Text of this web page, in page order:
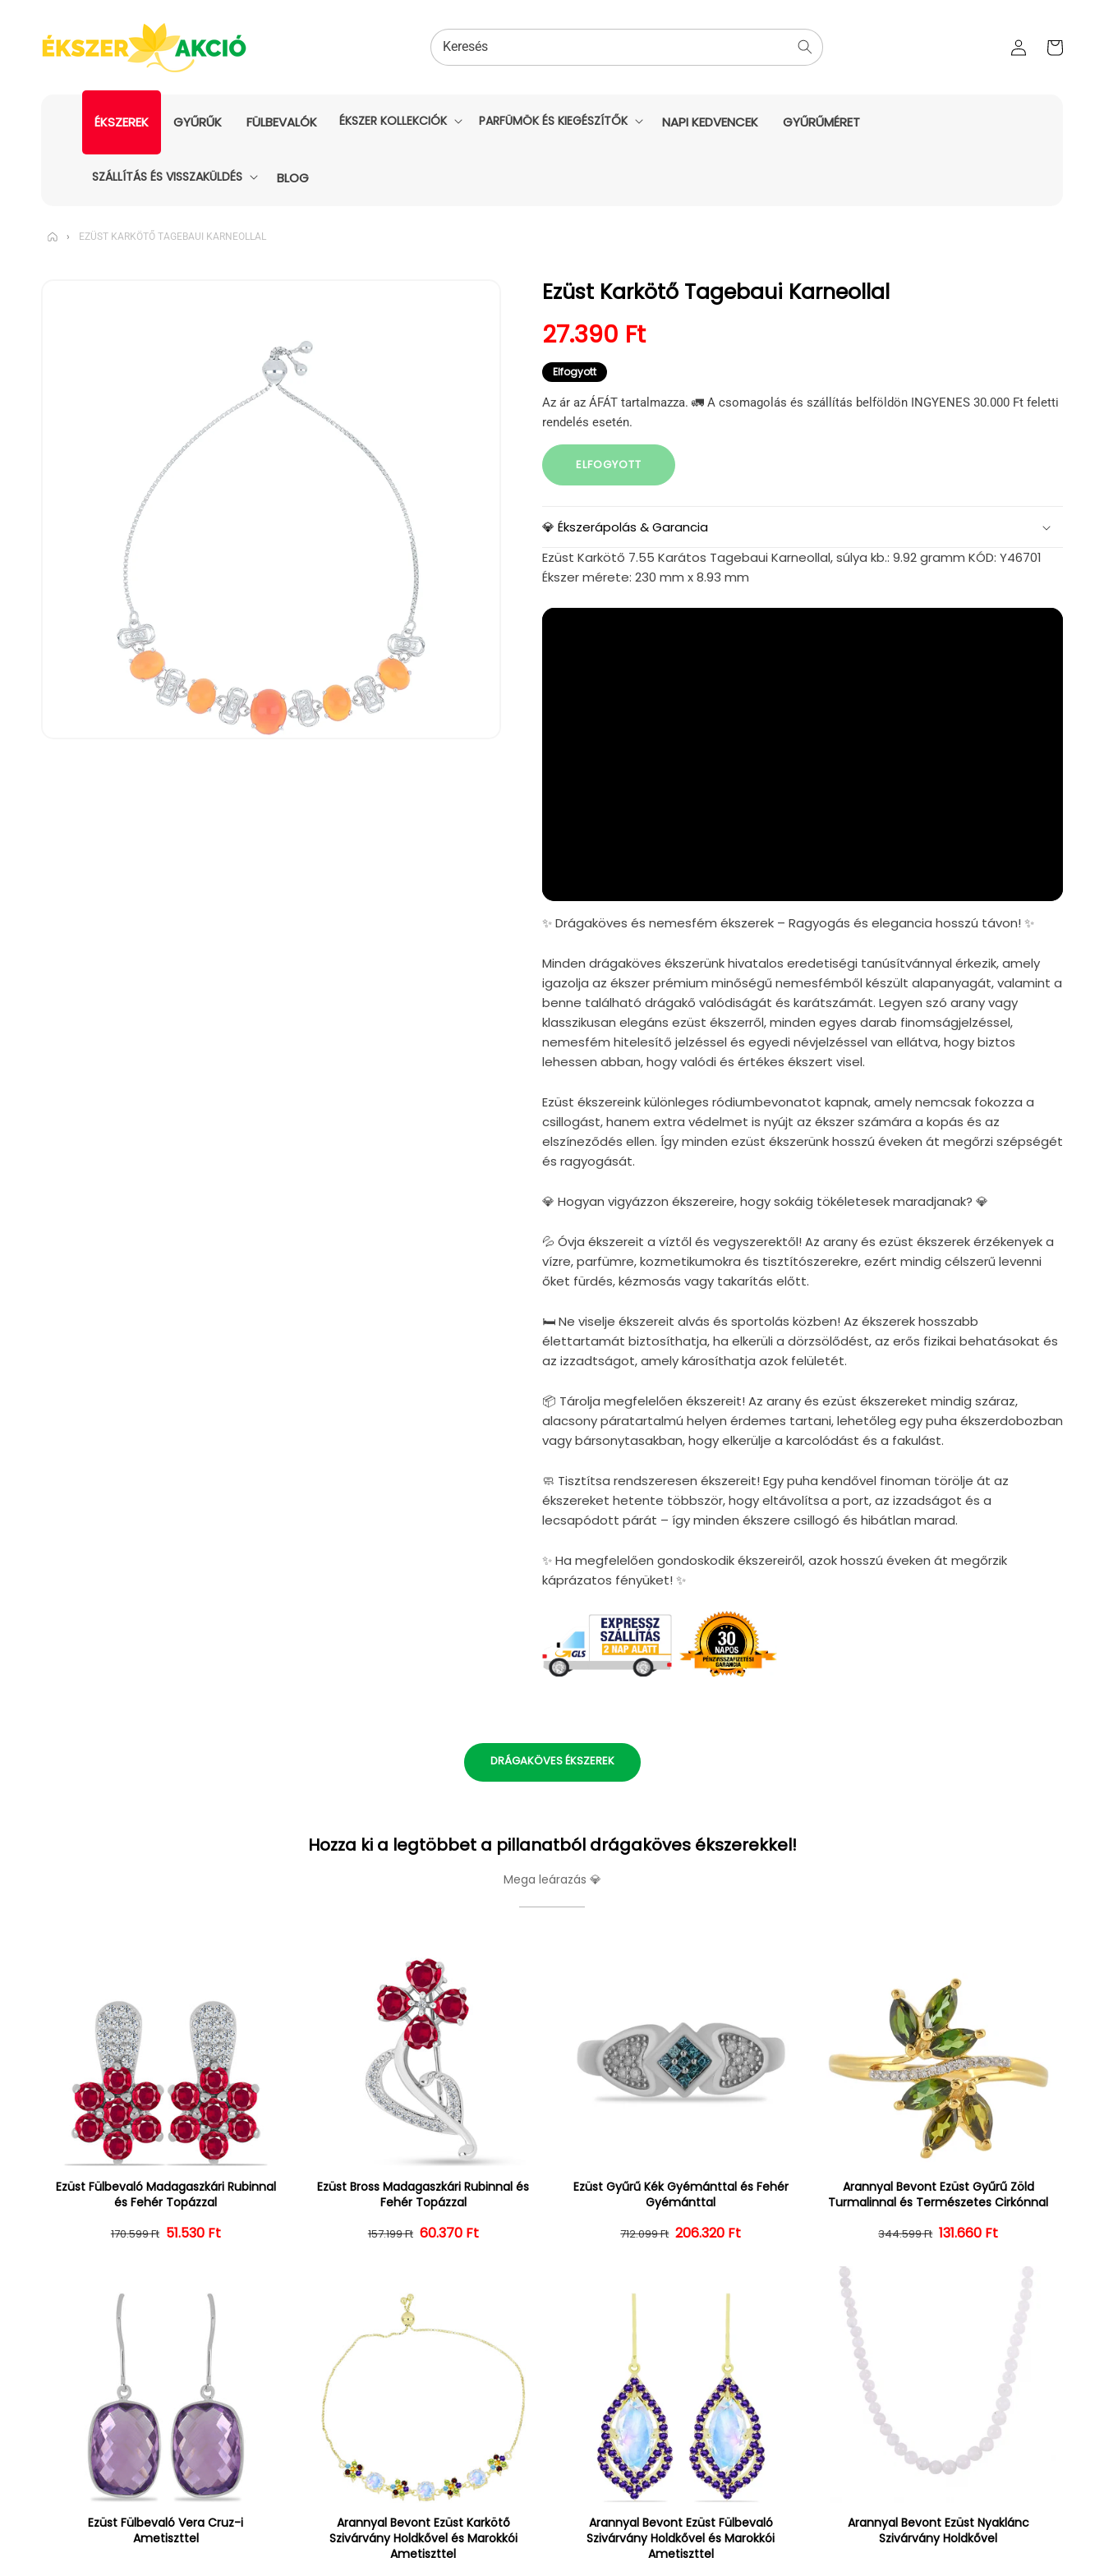
Bejelentkezés
kosara
Keresés
ÉKSZEREK GYŰRŰK FÜLBEVALÓK ÉKSZER KOLLEKCIÓK PARFÜMÖK ÉS KIEGÉSZÍTŐK NAPI KEDVENCEK GYŰRŰMÉRET
SZÁLLÍTÁS ÉS VISSZAKÜLDÉS BLOG
› EZÜST KARKÖTŐ TAGEBAUI KARNEOLLAL
Ezüst Karkötő Tagebaui Karneollal
Normál ár
27.390 Ft
Elfogyott
Az ár az ÁFÁT tartalmazza. 🚛 A csomagolás és szállítás belföldön INGYENES 30.000 Ft feletti
rendelés esetén.
ELFOGYOTT
💎 Ékszerápolás & Garancia
Ezüst Karkötő 7.55 Karátos Tagebaui Karneollal, súlya kb.: 9.92 gramm KÓD: Y46701
Ékszer mérete: 230 mm x 8.93 mm
✨ Drágaköves és nemesfém ékszerek – Ragyogás és elegancia hosszú távon! ✨
Minden drágaköves ékszerünk hivatalos eredetiségi tanúsítvánnyal érkezik, amely
igazolja az ékszer prémium minőségű nemesfémből készült alapanyagát, valamint a
benne található drágakő valódiságát és karátszámát. Legyen szó arany vagy
klasszikusan elegáns ezüst ékszerről, minden egyes darab finomságjelzéssel,
nemesfém hitelesítő jelzéssel és egyedi névjelzéssel van ellátva, hogy biztos
lehessen abban, hogy valódi és értékes ékszert visel.
Ezüst ékszereink különleges ródiumbevonatot kapnak, amely nemcsak fokozza a
csillogást, hanem extra védelmet is nyújt az ékszer számára a kopás és az
elszíneződés ellen. Így minden ezüst ékszerünk hosszú éveken át megőrzi szépségét
és ragyogását.
💎 Hogyan vigyázzon ékszereire, hogy sokáig tökéletesek maradjanak? 💎
💦 Óvja ékszereit a víztől és vegyszerektől! Az arany és ezüst ékszerek érzékenyek a
vízre, parfümre, kozmetikumokra és tisztítószerekre, ezért mindig célszerű levenni
őket fürdés, kézmosás vagy takarítás előtt.
🛏 Ne viselje ékszereit alvás és sportolás közben! Az ékszerek hosszabb
élettartamát biztosíthatja, ha elkerüli a dörzsölődést, az erős fizikai behatásokat és
az izzadtságot, amely károsíthatja azok felületét.
📦 Tárolja megfelelően ékszereit! Az arany és ezüst ékszereket mindig száraz,
alacsony páratartalmú helyen érdemes tartani, lehetőleg egy puha ékszerdobozban
vagy bársonytasakban, hogy elkerülje a karcolódást és a fakulást.
🧼 Tisztítsa rendszeresen ékszereit! Egy puha kendővel finoman törölje át az
ékszereket hetente többször, hogy eltávolítsa a port, az izzadságot és a
lecsapódott párát – így minden ékszere csillogó és hibátlan marad.
✨ Ha megfelelően gondoskodik ékszereiről, azok hosszú éveken át megőrzik
káprázatos fényüket! ✨
DRÁGAKÖVES ÉKSZEREK
Hozza ki a legtöbbet a pillanatból drágaköves ékszerekkel!
Mega leárazás 💎
Ezüst Fülbevaló Madagaszkári Rubinnal
és Fehér Topázzal
Normál ár
170.599 Ft Kedvezményes ár
51.530 Ft
Ezüst Bross Madagaszkári Rubinnal és
Fehér Topázzal
Normál ár
157.199 Ft Kedvezményes ár
60.370 Ft
Ezüst Gyűrű Kék Gyémánttal és Fehér
Gyémánttal
Normál ár
712.099 Ft Kedvezményes ár
206.320 Ft
Arannyal Bevont Ezüst Gyűrű Zöld
Turmalinnal és Természetes Cirkónnal
Normál ár
344.599 Ft Kedvezményes ár
131.660 Ft
Ezüst Fülbevaló Vera Cruz-i
Ametiszttel
Arannyal Bevont Ezüst Karkötő
Szivárvány Holdkővel és Marokkói
Ametiszttel
Arannyal Bevont Ezüst Fülbevaló
Szivárvány Holdkővel és Marokkói
Ametiszttel
Arannyal Bevont Ezüst Nyaklánc
Szivárvány Holdkővel